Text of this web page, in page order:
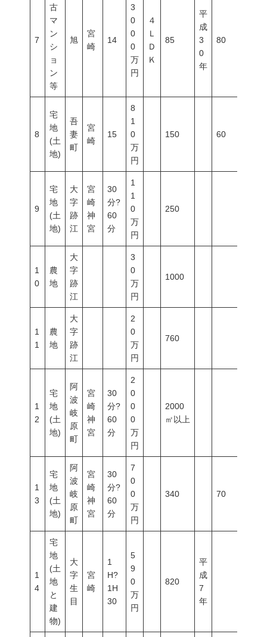
7
古
マ
ン
シ
ョ
ン
等
旭
宮
崎
14
3
0
0
0
万
円
４
Ｌ
Ｄ
Ｋ
85
平
成
3
0
年
80
8
宅
地
(土
地)
吾
妻
町
宮
崎
15
8
1
0
万
円
150 60
9
宅
地
(土
地)
大
字
跡
江
宮
崎
神
宮
30
分?
60
分
1
1
0
万
円
250
1
0
農
地
大
字
跡
江
3
0
万
円
1000
1
1
農
地
大
字
跡
江
2
0
万
円
760
1
2
宅
地
(土
地)
阿
波
岐
原
町
宮
崎
神
宮
30
分?
60
分
2
0
0
0
万
円
2000
㎡以上
1
3
宅
地
(土
地)
阿
波
岐
原
町
宮
崎
神
宮
30
分?
60
分
7
0
0
万
円
340 70
1
4
宅
地
(土
地
と
建
物)
大
字
生
目
宮
崎
1
H?
1H
30
5
9
0
万
円
820
平
成
7
年